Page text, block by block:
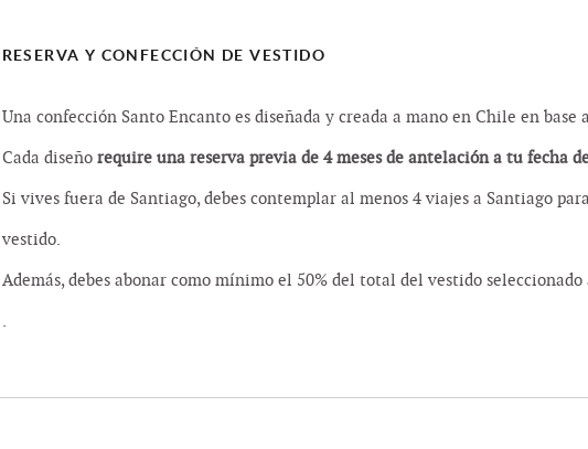
RESERVA Y CONFECCIÓN DE VESTIDO
Una confección Santo Encanto es diseñada y creada a mano en Chile en base
Cada diseño require una reserva previa de 4 meses de antelación a tu fecha
Si vives fuera de Santiago, debes contemplar al menos 4 viajes a Santiago
vestido.
Además, debes abonar como mínimo el 50% del total del vestido
.